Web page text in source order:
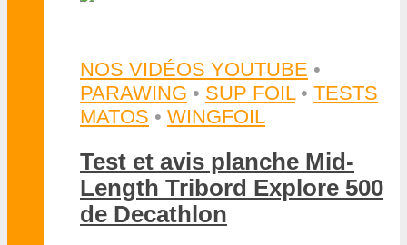
NOS VIDÉOS YOUTUBE •
PARAWING • SUP FOIL • TESTS
MATOS • WINGFOIL
Test et avis planche Mid-
Length Tribord Explore 500
de Decathlon